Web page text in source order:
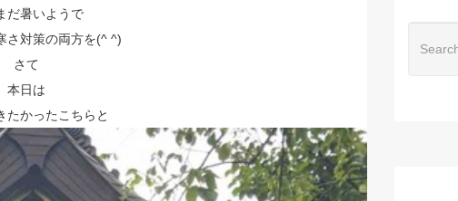
だ暑いようで
さ対策の両方を(^ ^)
さて
本日は
たかったこちらと